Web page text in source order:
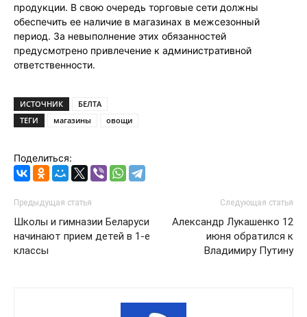
продукции. В свою очередь торговые сети должны
обеспечить ее наличие в магазинах в межсезонный
период. За невыполнение этих обязанностей
предусмотрено привлечение к административной
ответственности.
ИСТОЧНИК
БЕЛТА
ТЕГИ
магазины овощи
Поделиться:
Предыдущая статья
Школы и гимназии Беларуси
начинают прием детей в 1-е
классы
Следующая статья
Александр Лукашенко 12
июня обратился к
Владимиру Путину